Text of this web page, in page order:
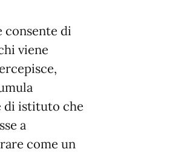
consente di
viene
di istituto che
a
come un